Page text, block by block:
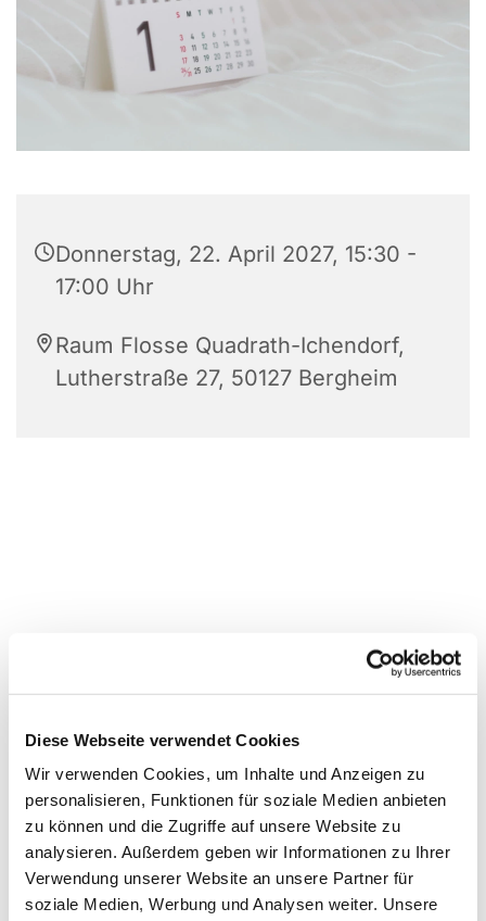
Diese Webseite verwendet Cookies
Wir verwenden Cookies, um Inhalte und Anzeigen zu
personalisieren, Funktionen für soziale Medien anbieten
zu können und die Zugriffe auf unsere Website zu
analysieren. Außerdem geben wir Informationen zu Ihrer
Verwendung unserer Website an unsere Partner für
soziale Medien, Werbung und Analysen weiter. Unsere
Donnerstag, 22. April 2027, 15:30 -
17:00 Uhr
Raum Flosse Quadrath-Ichendorf,
Lutherstraße 27, 50127 Bergheim